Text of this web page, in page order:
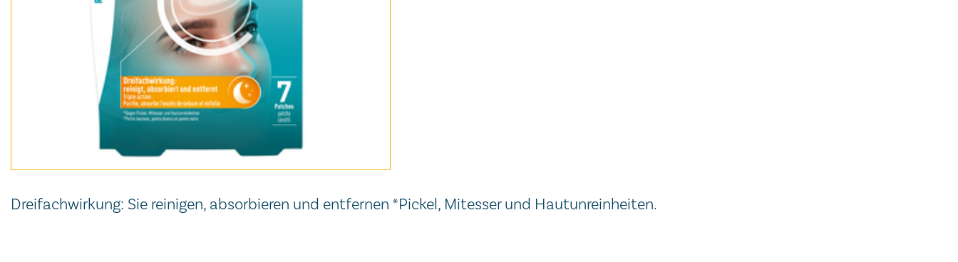
Dreifachwirkung: Sie reinigen, absorbieren und entfernen *Pickel, Mitesser und Hautunreinheiten.